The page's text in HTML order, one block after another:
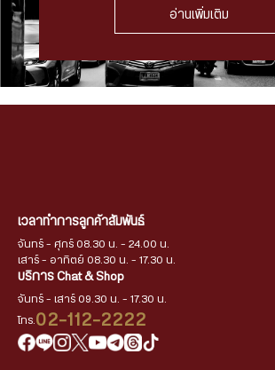
อ่านเพิ่มเติม
เวลาทำการลูกค้าสัมพันธ์
จันทร์ - ศุกร์ 08.30 น. - 24.00 น.
เสาร์ - อาทิตย์ 08.30 น. - 17.30 น.
บริการ Chat & Shop
จันทร์ - เสาร์ 09.30 น. - 17.30 น.
โทร. 02-112-2222